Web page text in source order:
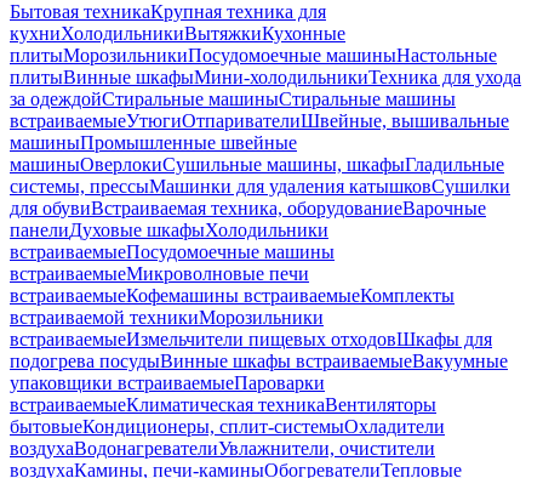
Бытовая техникаКрупная техника для
кухниХолодильникиВытяжкиКухонные
плитыМорозильникиПосудомоечные машиныНастольные
плитыВинные шкафыМини-холодильникиТехника для ухода
за одеждойСтиральные машиныСтиральные машины
встраиваемыеУтюгиОтпаривателиШвейные, вышивальные
машиныПромышленные швейные
машиныОверлокиСушильные машины, шкафыГладильные
системы, прессыМашинки для удаления катышковСушилки
для обувиВстраиваемая техника, оборудованиеВарочные
панелиДуховые шкафыХолодильники
встраиваемыеПосудомоечные машины
встраиваемыеМикроволновые печи
встраиваемыеКофемашины встраиваемыеКомплекты
встраиваемой техникиМорозильники
встраиваемыеИзмельчители пищевых отходовШкафы для
подогрева посудыВинные шкафы встраиваемыеВакуумные
упаковщики встраиваемыеПароварки
встраиваемыеКлиматическая техникаВентиляторы
бытовыеКондиционеры, сплит-системыОхладители
воздухаВодонагревателиУвлажнители, очистители
воздухаКамины, печи-каминыОбогревателиТепловые